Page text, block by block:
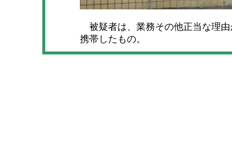
被疑者は、業務その他正当な理
携帯したもの。